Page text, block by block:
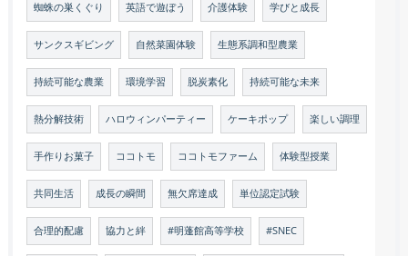
蜘蛛の巣くぐり 英語で遊ぼう 介護体験 学びと成長
サンクスギビング 自然菜園体験 生態系調和型農業
持続可能な農業 環境学習 脱炭素化 持続可能な未来
熱分解技術 ハロウィンパーティー ケーキポップ 楽しい調理
手作りお菓子 ココトモ ココトモファーム 体験型授業
共同生活 成長の瞬間 無欠席達成 単位認定試験
合理的配慮 協力と絆 #明蓬館高等学校 #SNEC